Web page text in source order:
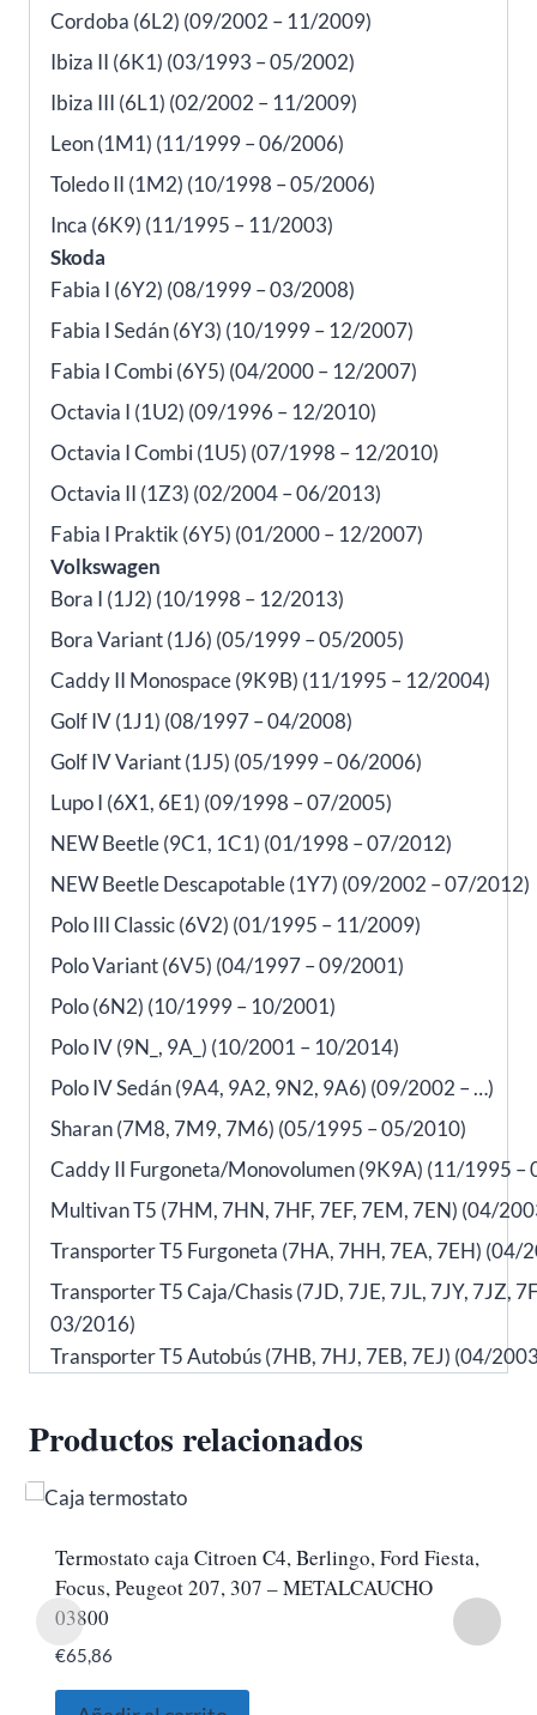
Cordoba (6L2) (09/2002 – 11/2009)
Ibiza II (6K1) (03/1993 – 05/2002)
Ibiza III (6L1) (02/2002 – 11/2009)
Leon (1M1) (11/1999 – 06/2006)
Toledo II (1M2) (10/1998 – 05/2006)
Inca (6K9) (11/1995 – 11/2003)
Skoda
Fabia I (6Y2) (08/1999 – 03/2008)
Fabia I Sedán (6Y3) (10/1999 – 12/2007)
Fabia I Combi (6Y5) (04/2000 – 12/2007)
Octavia I (1U2) (09/1996 – 12/2010)
Octavia I Combi (1U5) (07/1998 – 12/2010)
Octavia II (1Z3) (02/2004 – 06/2013)
Fabia I Praktik (6Y5) (01/2000 – 12/2007)
Volkswagen
Bora I (1J2) (10/1998 – 12/2013)
Bora Variant (1J6) (05/1999 – 05/2005)
Caddy II Monospace (9K9B) (11/1995 – 12/2004)
Golf IV (1J1) (08/1997 – 04/2008)
Golf IV Variant (1J5) (05/1999 – 06/2006)
Lupo I (6X1, 6E1) (09/1998 – 07/2005)
NEW Beetle (9C1, 1C1) (01/1998 – 07/2012)
NEW Beetle Descapotable (1Y7) (09/2002 – 07/2012)
Polo III Classic (6V2) (01/1995 – 11/2009)
Polo Variant (6V5) (04/1997 – 09/2001)
Polo (6N2) (10/1999 – 10/2001)
Polo IV (9N_, 9A_) (10/2001 – 10/2014)
Polo IV Sedán (9A4, 9A2, 9N2, 9A6) (09/2002 – …)
Sharan (7M8, 7M9, 7M6) (05/1995 – 05/2010)
Caddy II Furgoneta/Monovolumen (9K9A) (11/1995 –
Multivan T5 (7HM, 7HN, 7HF, 7EF, 7EM, 7EN) (04/
Transporter T5 Furgoneta (7HA, 7HH, 7EA, 7EH) (04/
Transporter T5 Caja/Chasis (7JD, 7JE, 7JL, 7JY, 7JZ,
03/2016)
Transporter T5 Autobús (7HB, 7HJ, 7EB, 7EJ) (04/
Productos relacionados
Termostato caja Citroen C4, Berlingo, Ford Fiesta,
Focus, Peugeot 207, 307 – METALCAUCHO
03800
€65,86